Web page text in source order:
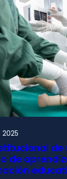
2025
de
de